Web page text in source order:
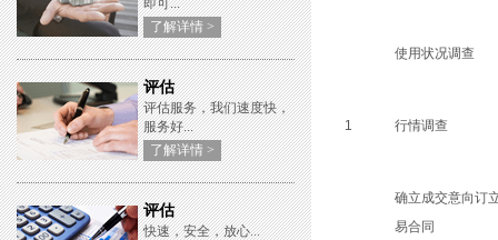
即可...
了解详情 >
评估
评估服务，我们速度快，
服务好...
了解详情 >
评估
快速，安全，放心...
1
使用状况调查
行情调查
确立成交意向订
易合同